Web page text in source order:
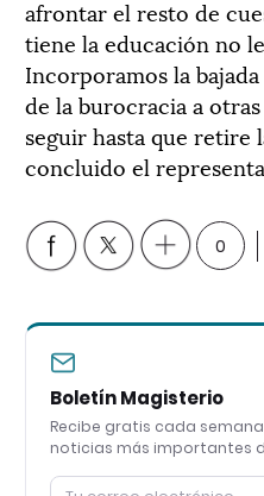
afrontar el resto de
tiene la educación no
Incorporamos la
de la burocracia a
seguir hasta que retire
concluido el
0
Boletín Magisterio
Recibe gratis cada
noticias más importantes